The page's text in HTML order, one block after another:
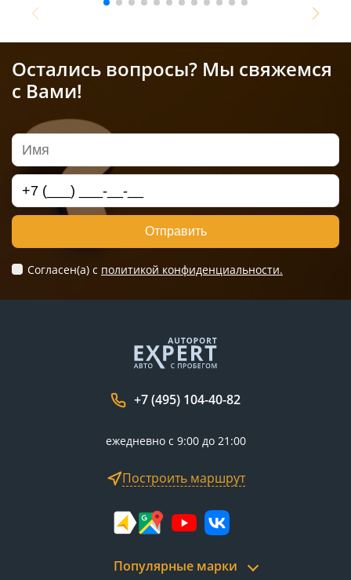
Остались вопросы? Мы свяжемся
с Вами!
Отправить
Согласен(а) c политикой конфиденциальности.
+7 (495) 104-40-82
ежедневно с 9:00 до 21:00
Построить маршрут
Популярные марки